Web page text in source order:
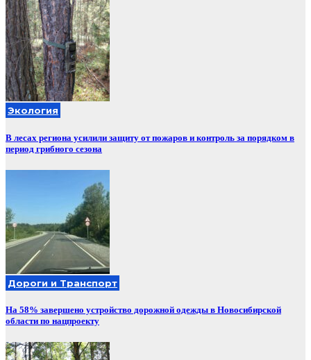
Экология
В лесах региона усилили защиту от пожаров и контроль за порядком в
период грибного сезона
Дороги и Транспорт
На 58% завершено устройство дорожной одежды в Новосибирской
области по нацпроекту